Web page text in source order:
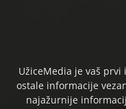
UžiceMedia je vaš
ostale informacije
najažurnije